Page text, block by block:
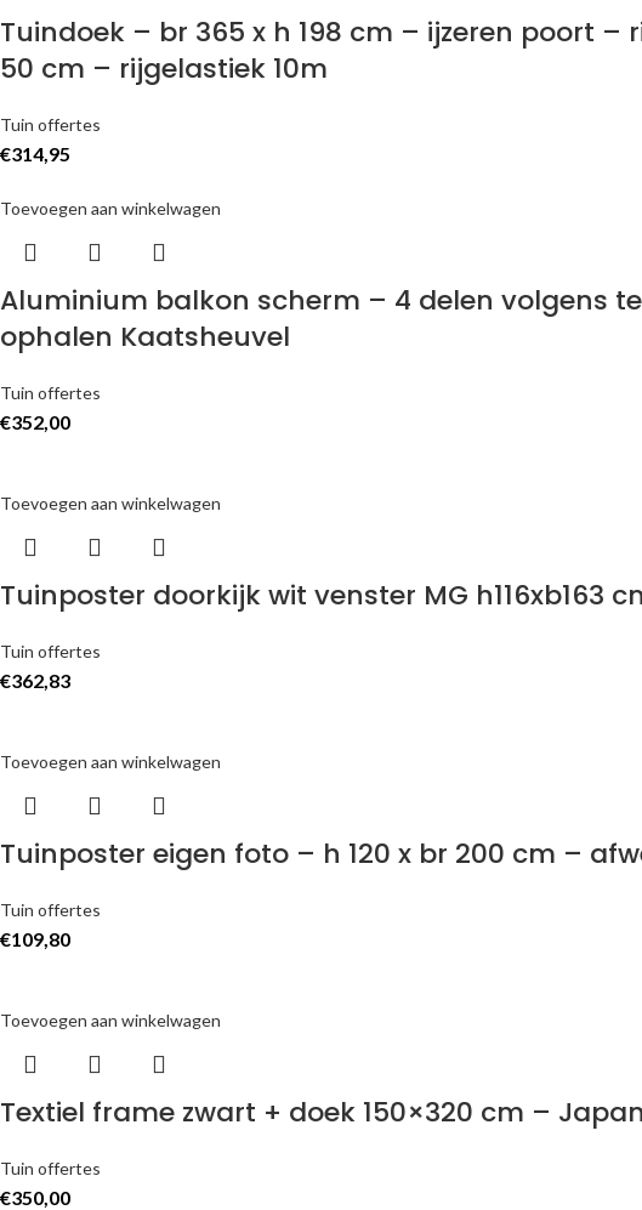
Tuindoek – br 365 x h 198 cm – ijzeren poort
50 cm – rijgelastiek 10m
Tuin offertes
€314,95
Toevoegen aan winkelwagen
Aluminium balkon scherm – 4 delen volgens
ophalen Kaatsheuvel
Tuin offertes
€352,00
Toevoegen aan winkelwagen
Tuinposter doorkijk wit venster MG h116xb163
Tuin offertes
€362,83
Toevoegen aan winkelwagen
Tuinposter eigen foto – h 120 x br 200 cm –
Tuin offertes
€109,80
Toevoegen aan winkelwagen
Textiel frame zwart + doek 150×320 cm –
Tuin offertes
€350,00